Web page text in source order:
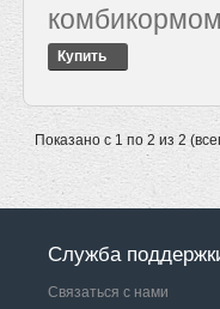
Купить
Показано с 1 по 2 из 2
Служба
Связаться с нами